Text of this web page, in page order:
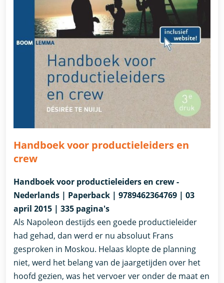
Handboek voor productieleiders en
crew
Handboek voor productieleiders en crew -
Nederlands | Paperback | 9789462364769 | 03
april 2015 | 335 pagina's
Als Napoleon destijds een goede productieleider
had gehad, dan werd er nu absoluut Frans
gesproken in Moskou. Helaas klopte de planning
niet, werd het belang van de jaargetijden over het
hoofd gezien, was het vervoer ver onder de maat en